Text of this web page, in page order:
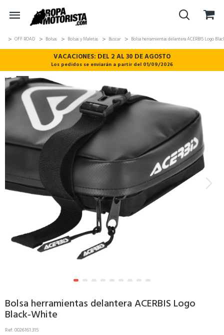
OFF ROAD Bolsas Bolsas y Maletas Buscar Bolsa herramientas delantera ACERBIS Logo
VACACIONES: DEL 2 AL 30 DE AGOSTO
Los pedidos se enviarán a partir del 01/09/2026
Bolsa herramientas delantera ACERBIS Logo
Black-White
Ref: 0026161.315